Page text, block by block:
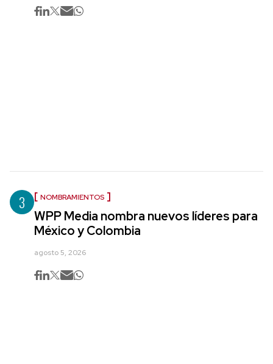
3 NOMBRAMIENTOS
WPP Media nombra nuevos líderes para
México y Colombia
agosto 5, 2026